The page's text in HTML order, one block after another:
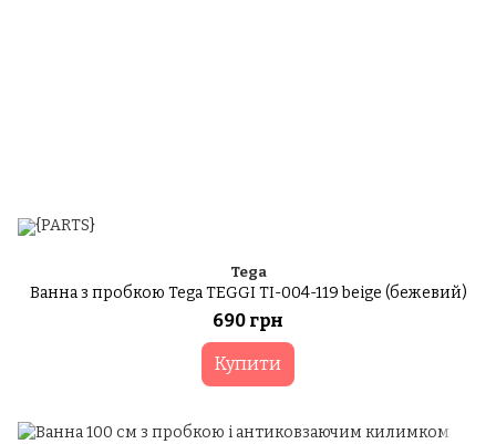
Tega
Ванна з пробкою Tega TEGGI TI-004-119 beige (бежевий)
690 грн
Купити